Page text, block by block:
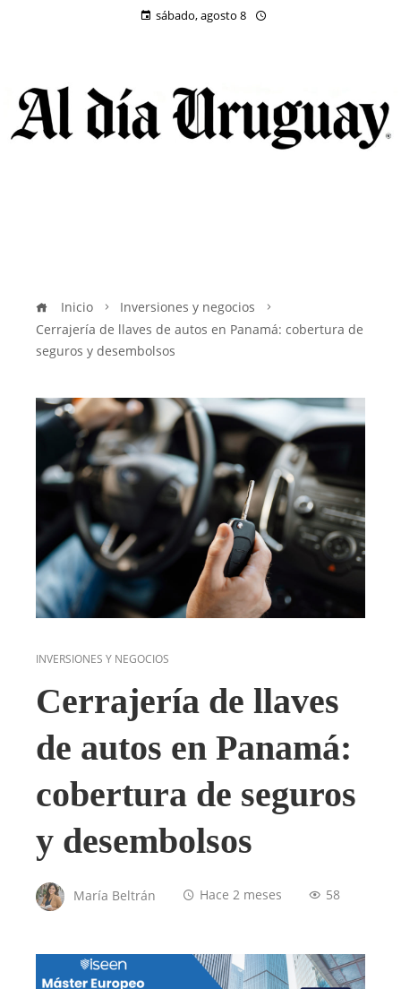
sábado, agosto 8
Inicio
Inversiones y negocios
Cerrajería de llaves de autos en Panamá: cobertura de
seguros y desembolsos
INVERSIONES Y NEGOCIOS
Cerrajería de llaves
de autos en Panamá:
cobertura de seguros
y desembolsos
María Beltrán Hace 2 meses 58